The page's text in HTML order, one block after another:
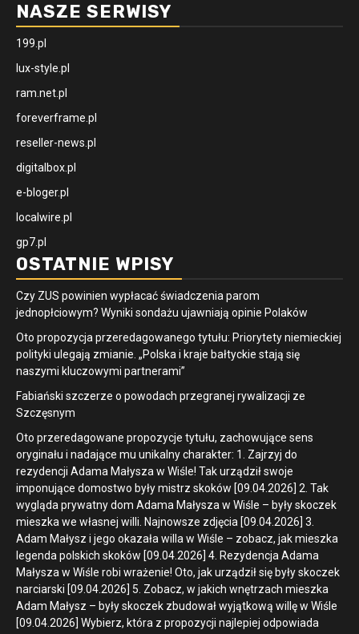
NASZE SERWISY
199.pl
lux-style.pl
ram.net.pl
foreverframe.pl
reseller-news.pl
digitalbox.pl
e-bloger.pl
localwire.pl
gp7.pl
OSTATNIE WPISY
Czy ZUS powinien wypłacać świadczenia parom
jednopłciowym? Wyniki sondażu ujawniają opinie Polaków
Oto propozycja przeredagowanego tytułu: Priorytety niemieckiej
polityki ulegają zmianie. „Polska i kraje bałtyckie stają się
naszymi kluczowymi partnerami”
Fabiański szczerze o powodach przegranej rywalizacji ze
Szczęsnym
Oto przeredagowane propozycje tytułu, zachowujące sens
oryginału i nadające mu unikalny charakter: 1. Zajrzyj do
rezydencji Adama Małysza w Wiśle! Tak urządził swoje
imponujące domostwo były mistrz skoków [09.04.2026] 2. Tak
wygląda prywatny dom Adama Małysza w Wiśle – były skoczek
mieszka we własnej willi. Najnowsze zdjęcia [09.04.2026] 3.
Adam Małysz i jego okazała willa w Wiśle – zobacz, jak mieszka
legenda polskich skoków [09.04.2026] 4. Rezydencja Adama
Małysza w Wiśle robi wrażenie! Oto, jak urządził się były skoczek
narciarski [09.04.2026] 5. Zobacz, w jakich wnętrzach mieszka
Adam Małysz – były skoczek zbudował wyjątkową willę w Wiśle
[09.04.2026] Wybierz, która z propozycji najlepiej odpowiada